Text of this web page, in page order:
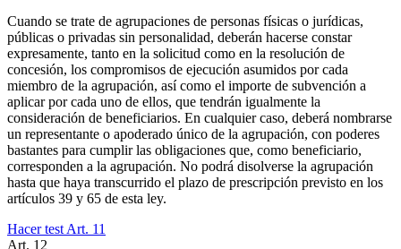
Cuando se trate de agrupaciones de personas físicas o jurídicas,
públicas o privadas sin personalidad, deberán hacerse constar
expresamente, tanto en la solicitud como en la resolución de
concesión, los compromisos de ejecución asumidos por cada
miembro de la agrupación, así como el importe de subvención a
aplicar por cada uno de ellos, que tendrán igualmente la
consideración de beneficiarios. En cualquier caso, deberá nombrarse
un representante o apoderado único de la agrupación, con poderes
bastantes para cumplir las obligaciones que, como beneficiario,
corresponden a la agrupación. No podrá disolverse la agrupación
hasta que haya transcurrido el plazo de prescripción previsto en los
artículos 39 y 65 de esta ley.
Hacer test Art. 11
Art. 12